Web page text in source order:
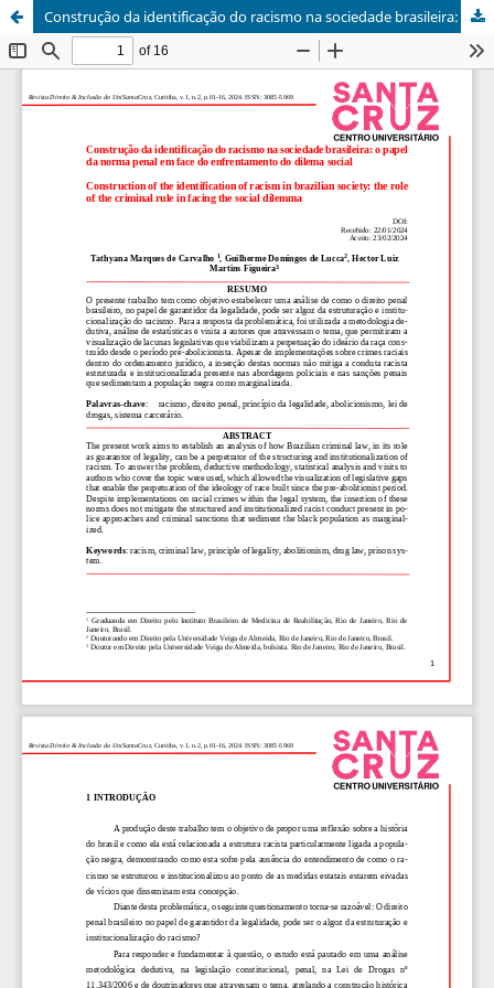
Construção da identificação do racismo na sociedade brasileira: o papel da norma penal em face do enfrentamento do dilema social